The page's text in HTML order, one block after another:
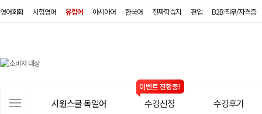
영어회화 시험영어 유럽어 아시아어 한국어 진짜학습지 편입 B2B·직무/자격증
시원스쿨 독일어 수강신청 수강후기